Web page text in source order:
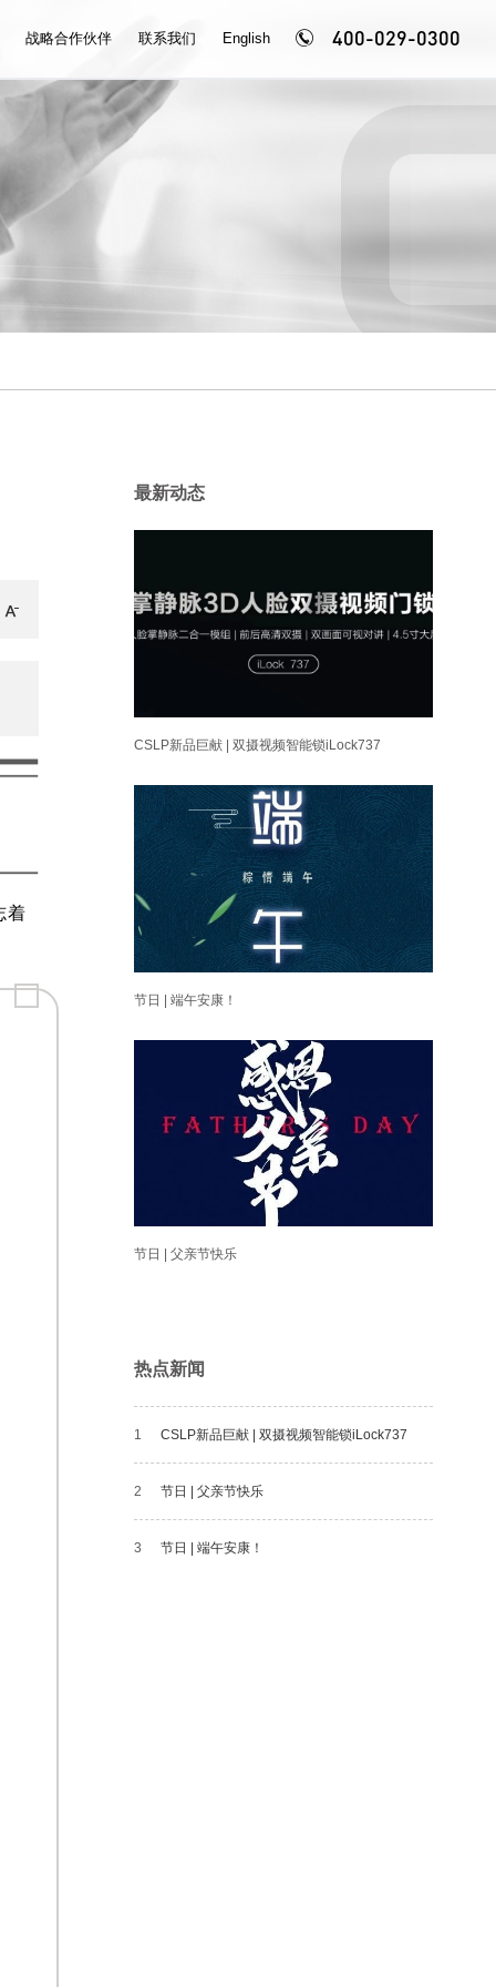
战略合作伙伴 联系我们 English 400-029-0300
着
最新动态
CSLP新品巨献 | 双摄视频智能锁iLock737
节日 | 端午安康！
节日 | 父亲节快乐
热点新闻
1 CSLP新品巨献 | 双摄视频智能锁iLock737
2 节日 | 父亲节快乐
3 节日 | 端午安康！